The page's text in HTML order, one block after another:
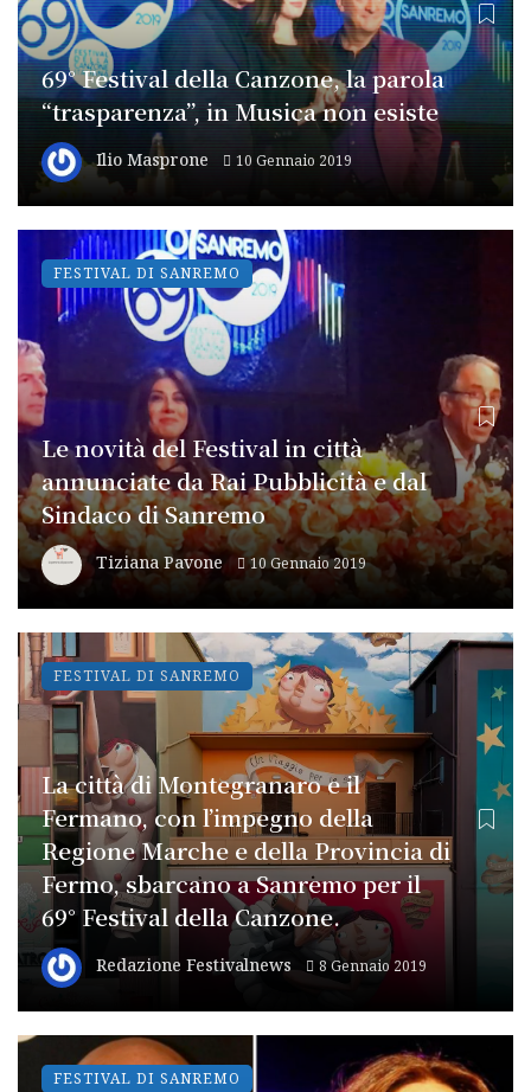
69° Festival della Canzone, la parola
“trasparenza”, in Musica non esiste
Ilio Masprone 10 Gennaio 2019
Le novità del Festival in città
annunciate da Rai Pubblicità e dal
Sindaco di Sanremo
Tiziana Pavone 10 Gennaio 2019
FESTIVAL DI SANREMO
La città di Montegranaro e il
Fermano, con l’impegno della
Regione Marche e della Provincia di
Fermo, sbarcano a Sanremo per il
69° Festival della Canzone.
Redazione Festivalnews 8 Gennaio 2019
FESTIVAL DI SANREMO
FESTIVAL DI SANREMO